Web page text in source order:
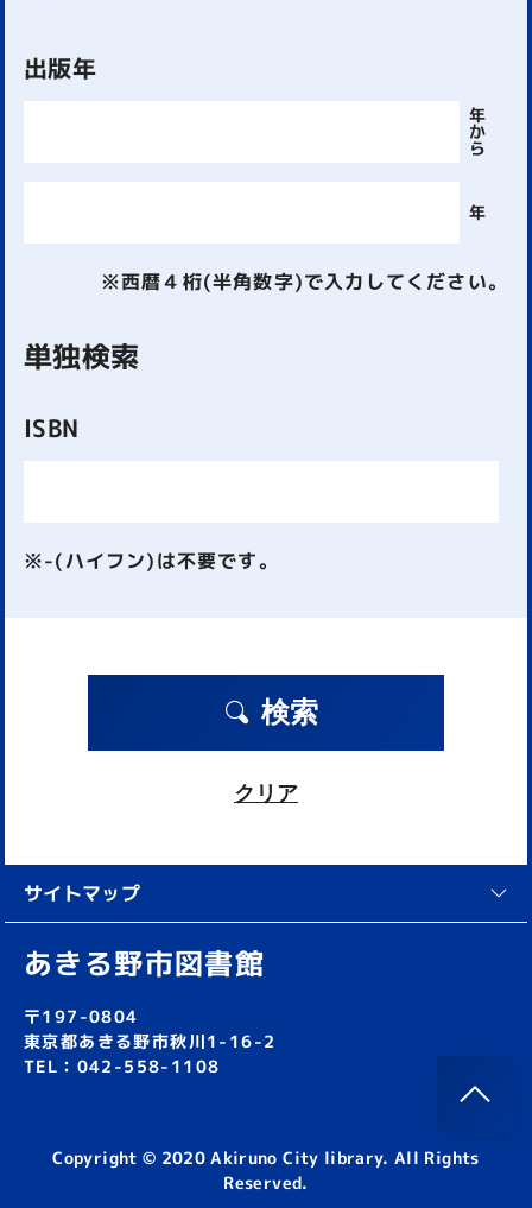
出版年
年
か
ら
年
※西暦４桁(半角数字)で入力してください。
単独検索
ISBN
※-(ハイフン)は不要です。
検索
クリア
サイトマップ
あきる野市図書館
〒197-0804
東京都あきる野市秋川1-16-2
TEL：042-558-1108
Copyright © 2020 Akiruno City library. All Rights
Reserved.